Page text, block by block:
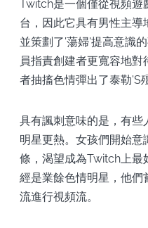
Twitch是一個僅從視頻遊
台，因此它具有男性主導
並策劃了'蕩婦'提高意識
員指責創建者更寬容地
者抽搐色情彈出了泰勒'S
具有諷刺意味的是，有些
明星更熱。女孩們開始
條，渴望成為Twitch上最
經是業餘色情明星，他們
流進行視頻流。